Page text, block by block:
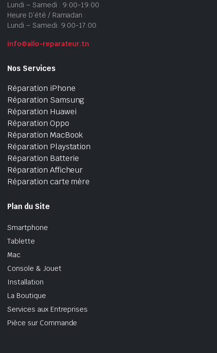
Lundi – Samedi : 9:00-19:00
Heure D’été / Ramadan :
Lundi – Samedi: 9:00-17:00
info@allo-reparateur.tn
Nos Services
Réparation iPhone
Réparation Samsung
Réparation Huawei
Réparation Oppo
Réparation MacBook
Réparation Playstation
Réparation Batterie
Réparation Afficheur
Réparation carte mère
Plan du Site
Smartphone
Tablette
Mac
Console & Jouet
Installation
La Boutique
Services aux Entreprises
Pièce sur Commande